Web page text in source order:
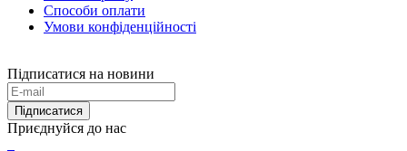
Способи оплати
Умови конфіденційності
Підписатися на новини
Підписатися
Приєднуйся до нас